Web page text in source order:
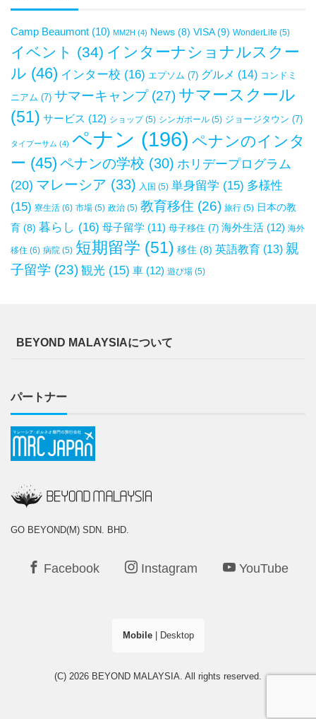
Camp Beaumont (10) MM2H (4) News (8) VISA(9) WonderLife (5)
イベント (34) インターナショナルスクー
ル (46) インター校 (16) エプソム (7) グルメ (14) コンドミ
ニアム (7) サマーキャンプ(27) サマースクール
(51) サービス (12) ショップ(5) シンガポール (5) ジョージタウン (7)
タイプーサム (4) ペナン (196) ペナンのインタ
ー (45) ペナンの学校 (30) ホリデープログラム
(20) マレーシア (33) 入国 (5) 単身留学 (15) 多様性
(15) 寮生活 (6) 市場 (5) 政治 (5) 教育移住 (26) 旅行 (5) 日本の教
育 (8) 暮らし (16) 母子留学 (11) 母子移住 (7) 海外生活 (12) 海外
移住 (6) 病院 (5) 短期留学 (51) 移住 (8) 英語教育 (13) 親
子留学 (23) 観光 (15) 車 (12) 遊び場 (5)
BEYOND MALAYSIAについて
パートナー
GO BEYOND(M) SDN. BHD.
Facebook Instagram YouTube
Mobile| Desktop
(C) 2026 BEYOND MALAYSIA. All rights reserved.